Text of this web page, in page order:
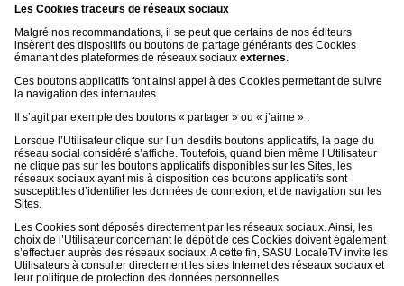
Les Cookies traceurs de réseaux sociaux
Malgré nos recommandations, il se peut que certains de nos éditeurs
insèrent des dispositifs ou boutons de partage générants des Cookies
émanant des plateformes de réseaux sociaux externes.
Ces boutons applicatifs font ainsi appel à des Cookies permettant de suivre
la navigation des internautes.
Il s’agit par exemple des boutons « partager » ou « j’aime » .
Lorsque l’Utilisateur clique sur l’un desdits boutons applicatifs, la page du
réseau social considéré s’affiche. Toutefois, quand bien même l’Utilisateur
ne clique pas sur les boutons applicatifs disponibles sur les Sites, les
réseaux sociaux ayant mis à disposition ces boutons applicatifs sont
susceptibles d’identifier les données de connexion, et de navigation sur les
Sites.
Les Cookies sont déposés directement par les réseaux sociaux. Ainsi, les
choix de l’Utilisateur concernant le dépôt de ces Cookies doivent également
s’effectuer auprès des réseaux sociaux. A cette fin, SASU LocaleTV invite les
Utilisateurs à consulter directement les sites Internet des réseaux sociaux et
leur politique de protection des données personnelles.